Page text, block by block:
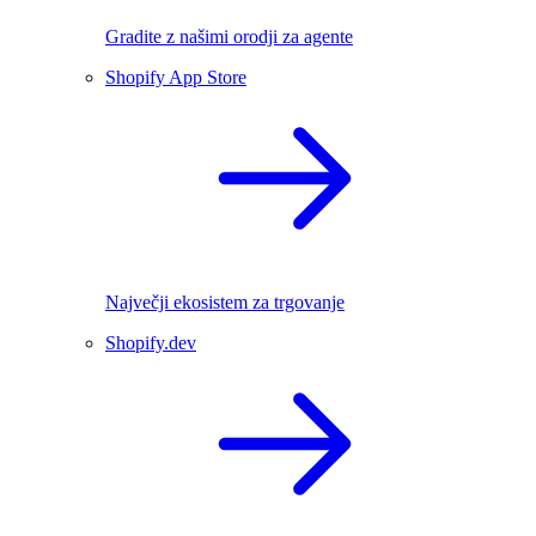
Gradite z našimi orodji za agente
Shopify App Store
Največji ekosistem za trgovanje
Shopify.dev